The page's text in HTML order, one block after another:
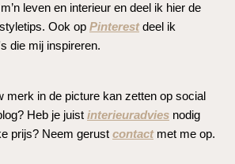
leven en interieur en deel ik hier de
Ook op Pinterestdeel ik
die mij inspireren.
merk in de picture kan zetten op social
Heb je juist interieuradvies nodig
prijs? Neem gerust contactmet me op.